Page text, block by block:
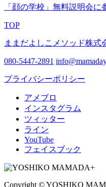
「顔の学校」無料説明会に
TOP
ままだよしこメソッド株式
080-5447-2891
プライバシーポリシー
アメブロ
インスタグラム
ツィッター
ライン
YouTube
フェイスブック
Copyright © YOSHIKO